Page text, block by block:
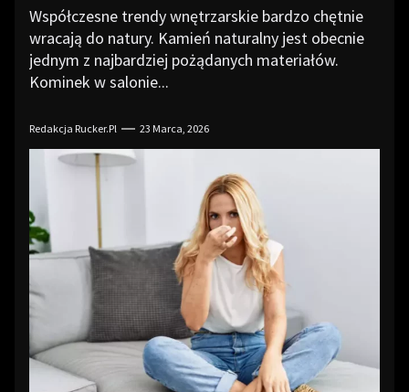
Współczesne trendy wnętrzarskie bardzo chętnie
wracają do natury. Kamień naturalny jest obecnie
jednym z najbardziej pożądanych materiałów.
Kominek w salonie...
Redakcja Rucker.pl 23 Marca, 2026